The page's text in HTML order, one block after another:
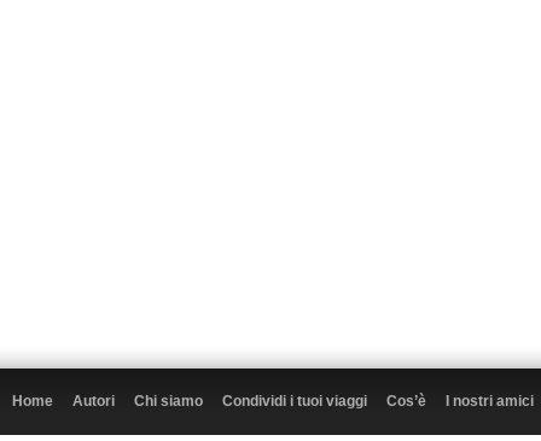
Home Autori Chi siamo Condividi i tuoi viaggi Cos’è I nostri amici